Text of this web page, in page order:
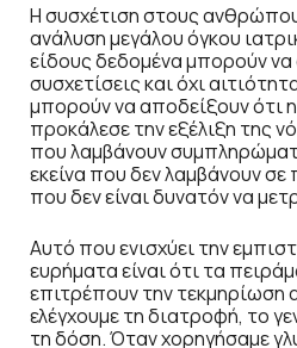
Η συσχέτιση στους
ανάλυση μεγάλου όγκου
είδους δεδομένα μπορούν να
συσχετίσεις και όχι
μπορούν να αποδείξουν ότι
προκάλεσε την εξέλιξη της
που λαμβάνουν
εκείνα που δεν λαμβάνουν
που δεν είναι δυνατόν να
Αυτό που ενισχύει την
ευρήματα είναι ότι τα
επιτρέπουν την τεκμηρίωση
ελέγχουμε τη διατροφή, το
τη δόση. Όταν χορηγήσαμε